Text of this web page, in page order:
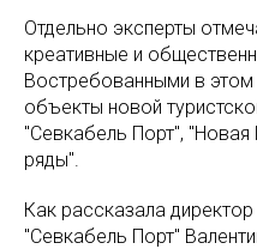
Отдельно эксперты
креативные и
Востребованными в
объекты новой
"Севкабель Порт", "Новая
ряды".
Как рассказала
"Севкабель Порт"